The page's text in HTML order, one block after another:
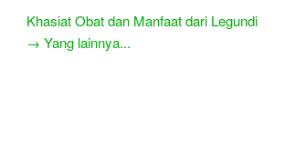
Khasiat Obat dan Manfaat dari Legundi
→ Yang lainnya...